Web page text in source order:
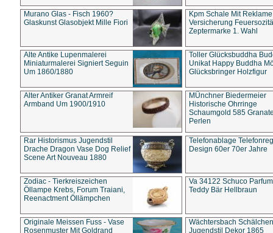
Murano Glas - Fisch 1960?
Glaskunst Glasobjekt Mille Fiori
Kpm Schale Mit Reklame
Versicherung
Zeptermarke 1. Wahl
Alte Antike Lupenmalerei
Miniaturmalerei Signiert Seguin
Um 1860/1880
Toller Glücksbuddha
Unikat Happy Buddha
Glücksbringer Holzfigur
Alter Antiker Granat Armreif
Armband Um 1900/1910
MÜnchner Biedermeier
Historische Ohrringe
Schaumgold 585
Perlen
Rar Historismus Jugendstil
Drache Dragon Vase Dog Relief
Scene Art Nouveau 1880
Telefonablage
Design 60er 70er Jahre
Zodiac - Tierkreiszeichen
Öllampe Krebs, Forum Traiani,
Reenactment Öllämpchen
Va 34122 Schuco
Teddy Bär Hellbraun
Originale Meissen Fuss - Vase
Rosenmuster Mit Goldrand
Wächtersbach Schälchen
Jugendstil Dekor 1865